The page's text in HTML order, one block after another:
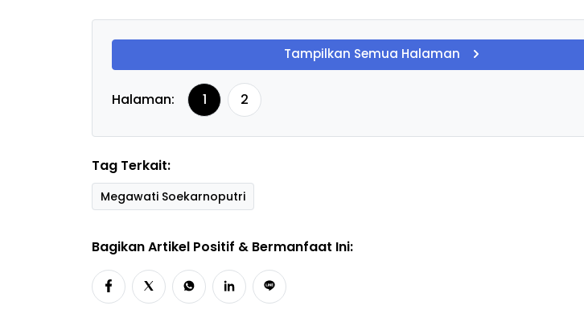
Tampilkan Semua Halaman
Halaman: 1 2
Tag Terkait:
Megawati Soekarnoputri
Bagikan Artikel Positif & Bermanfaat Ini: